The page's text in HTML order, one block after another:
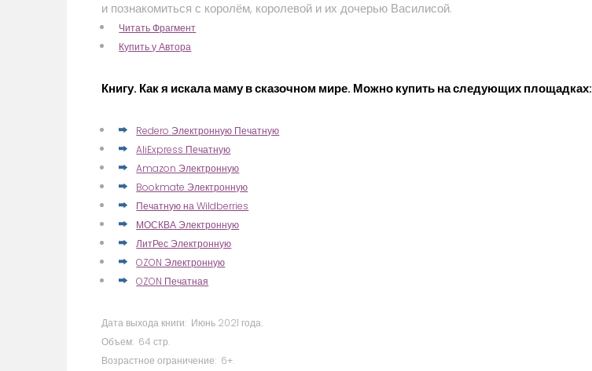
и познакомиться с королём, королевой и их дочерью Василисой.
Читать Фрагмент
Купить у Автора
Книгу. Как я искала маму в сказочном мире. Можно купить на следующих площадках:
Redero Электронную Печатную
AliExpress Печатную
Amazon Электронную
Bookmate Электронную
Печатную на Wildberries
МОСКВА Электронную
ЛитРес Электронную
OZON Электронную
OZON Печатная
Дата выхода книги: Июнь 2021 года.
Объем: 64 стр.
Возрастное ограничение: 6+.